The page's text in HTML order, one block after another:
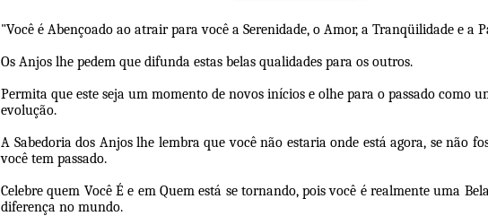
"Você é Abençoado ao atrair para você a Serenidade, o Amor, a Tranqüilidade e a
Os Anjos lhe pedem que difunda estas belas qualidades para os outros.
Permita que este seja um momento de novos inícios e olhe para o passado como
evolução.
A Sabedoria dos Anjos lhe lembra que você não estaria onde está agora, se não
você tem passado.
Celebre quem Você É e em Quem está se tornando, pois você é realmente uma
diferença no mundo.